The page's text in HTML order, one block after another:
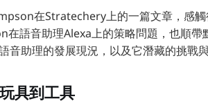
在Stratechery上的一篇文章，感
在語音助理Alexa上的策略問題，也順
音助理的發展現況，以及它潛藏的挑戰與
具到工具